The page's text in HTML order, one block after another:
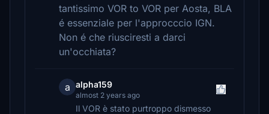
tantissimo VOR to VOR per Aosta, BLA
é essenziale per l'approcccio IGN.
Non é che riusciresti a darci
un'occhiata?
a alpha159
almost 2 years ago
Il VOR è stato purtroppo dismesso